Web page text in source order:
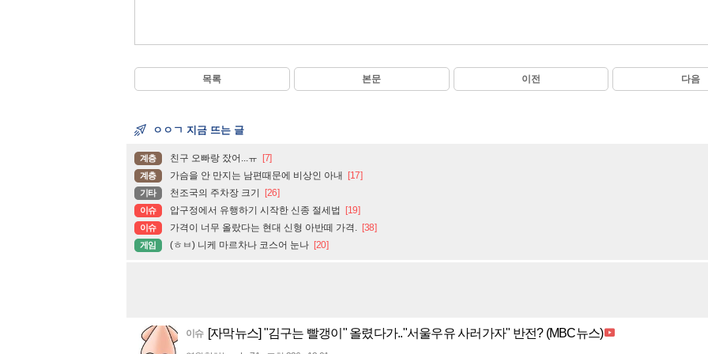
목록 본문 이전 다음
ㅇㅇㄱ 지금 뜨는 글
계층 친구 오빠랑 잤어...ㅠ [7]
계층 가슴을 안 만지는 남편때문에 비상인 아내 [17]
기타 천조국의 주차장 크기 [26]
이슈 압구정에서 유행하기 시작한 신종 절세법 [19]
이슈 가격이 너무 올랐다는 현대 신형 아반떼 가격. [38]
게임 (ㅎㅂ) 니케 마르차나 코스어 눈나 [20]
이슈 [자막뉴스] "김구는 빨갱이" 올렸다가.."서울우유 사러가자" 반전? (MBC뉴스)